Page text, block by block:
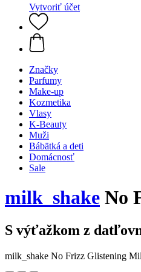
Vytvoriť účet
Značky
Parfumy
Make-up
Kozmetika
Vlasy
K-Beauty
Muži
Bábätká a deti
Domácnosť
Sale
milk_shake No
S výťažkom z
milk_shake No Frizz Glistening